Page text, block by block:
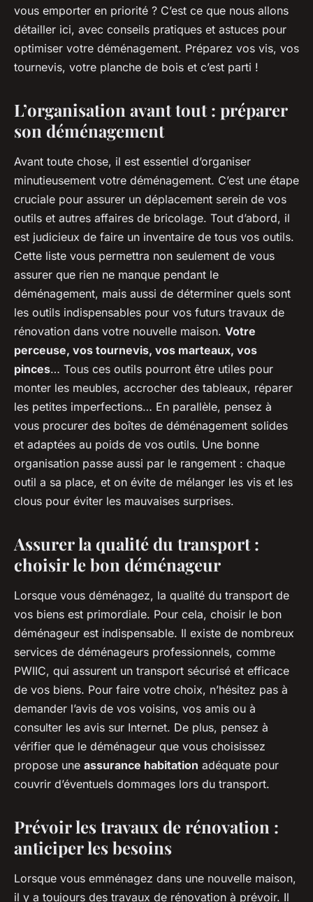
vous emporter en priorité ? C’est ce que nous allons
détailler ici, avec conseils pratiques et astuces pour
optimiser votre déménagement. Préparez vos vis, vos
tournevis, votre planche de bois et c’est parti !
L’organisation avant tout : préparer
son déménagement
Avant toute chose, il est essentiel d’organiser
minutieusement votre déménagement. C’est une étape
cruciale pour assurer un déplacement serein de vos
outils et autres affaires de bricolage. Tout d’abord, il
est judicieux de faire un inventaire de tous vos outils.
Cette liste vous permettra non seulement de vous
assurer que rien ne manque pendant le
déménagement, mais aussi de déterminer quels sont
les outils indispensables pour vos futurs travaux de
rénovation dans votre nouvelle maison. Votre
perceuse, vos tournevis, vos marteaux, vos
pinces… Tous ces outils pourront être utiles pour
monter les meubles, accrocher des tableaux, réparer
les petites imperfections… En parallèle, pensez à
vous procurer des boîtes de déménagement solides
et adaptées au poids de vos outils. Une bonne
organisation passe aussi par le rangement : chaque
outil a sa place, et on évite de mélanger les vis et les
clous pour éviter les mauvaises surprises.
Assurer la qualité du transport :
choisir le bon déménageur
Lorsque vous déménagez, la qualité du transport de
vos biens est primordiale. Pour cela, choisir le bon
déménageur est indispensable. Il existe de nombreux
services de déménageurs professionnels, comme
PWIIC, qui assurent un transport sécurisé et efficace
de vos biens. Pour faire votre choix, n’hésitez pas à
demander l’avis de vos voisins, vos amis ou à
consulter les avis sur Internet. De plus, pensez à
vérifier que le déménageur que vous choisissez
propose une assurance habitation adéquate pour
couvrir d’éventuels dommages lors du transport.
Prévoir les travaux de rénovation :
anticiper les besoins
Lorsque vous emménagez dans une nouvelle maison,
il y a toujours des travaux de rénovation à prévoir. Il